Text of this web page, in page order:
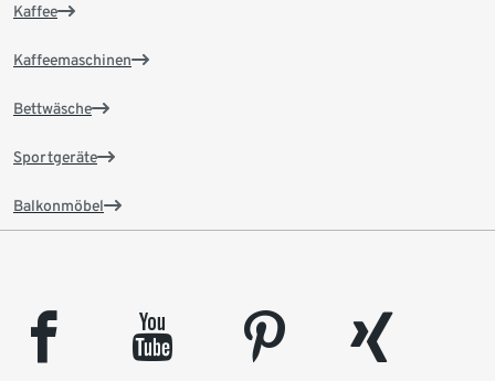
Kaffee
Kaffeemaschinen
Bettwäsche
Sportgeräte
Balkonmöbel
facebook youtube pinterest
xing